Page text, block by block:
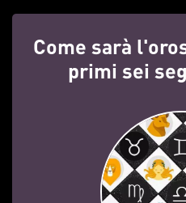
Come sarà
primi sei